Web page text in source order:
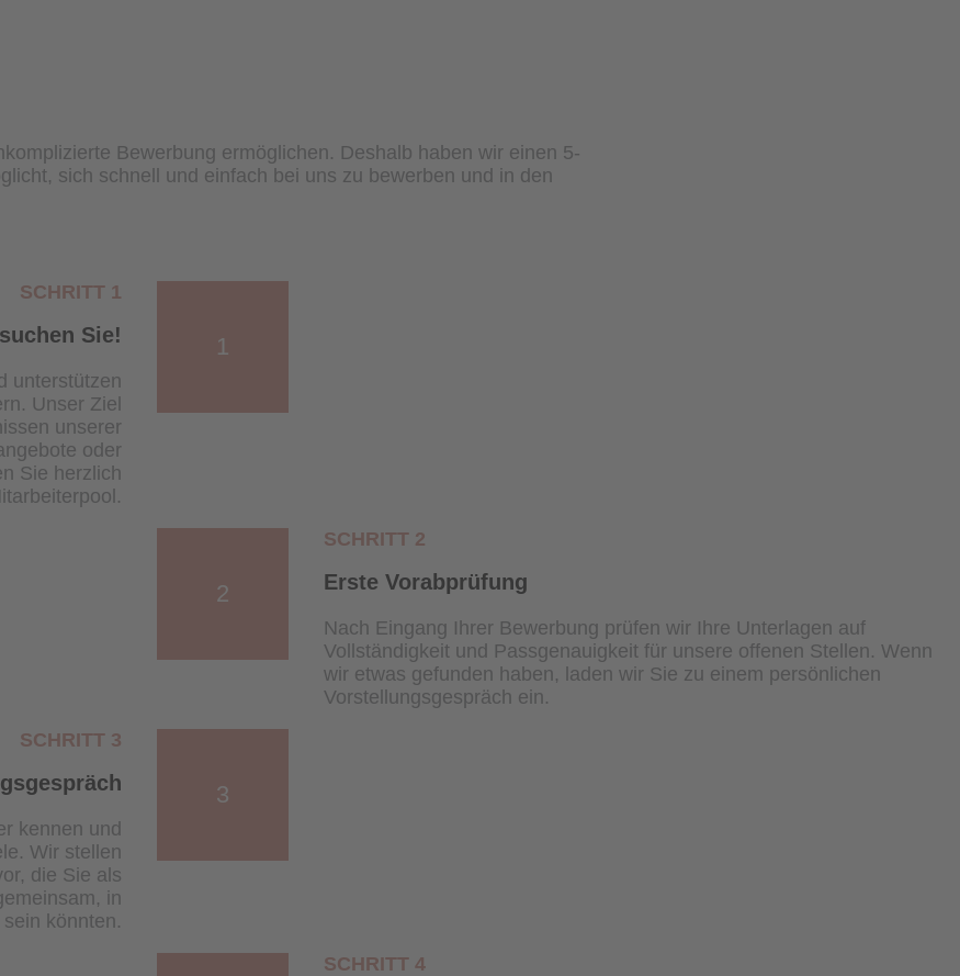
Bewerbung ermöglichen. Deshalb haben wir einen 5-
sich schnell und einfach bei uns zu bewerben und in den
1
SCHRITT 1
Sie!
unterstützen
Unser Ziel
unserer
oder
Sie herzlich
2
SCHRITT 2
Erste Vorabprüfung
Nach Eingang Ihrer Bewerbung prüfen wir Ihre Unterlagen auf
Vollständigkeit und Passgenauigkeit für unsere offenen Stellen. Wenn
wir etwas gefunden haben, laden wir Sie zu einem persönlichen
Vorstellungsgespräch ein.
3
SCHRITT 3
kennen und
Wir stellen
die Sie als
in
könnten.
SCHRITT 4